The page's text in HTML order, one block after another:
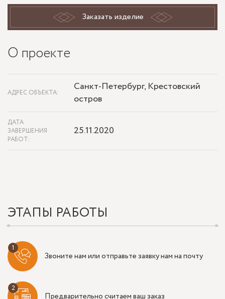
Заказать изделие
О проекте
АДРЕС ОБЪЕКТА:
Санкт-Петербург, Крестовский
остров
ДАТА
ЗАВЕРШЕНИЯ
РАБОТ:
25.11.2020
ЭТАПЫ РАБОТЫ
Звоните нам или отправьте заявку нам на почту
Предварительно считаем ваш заказ